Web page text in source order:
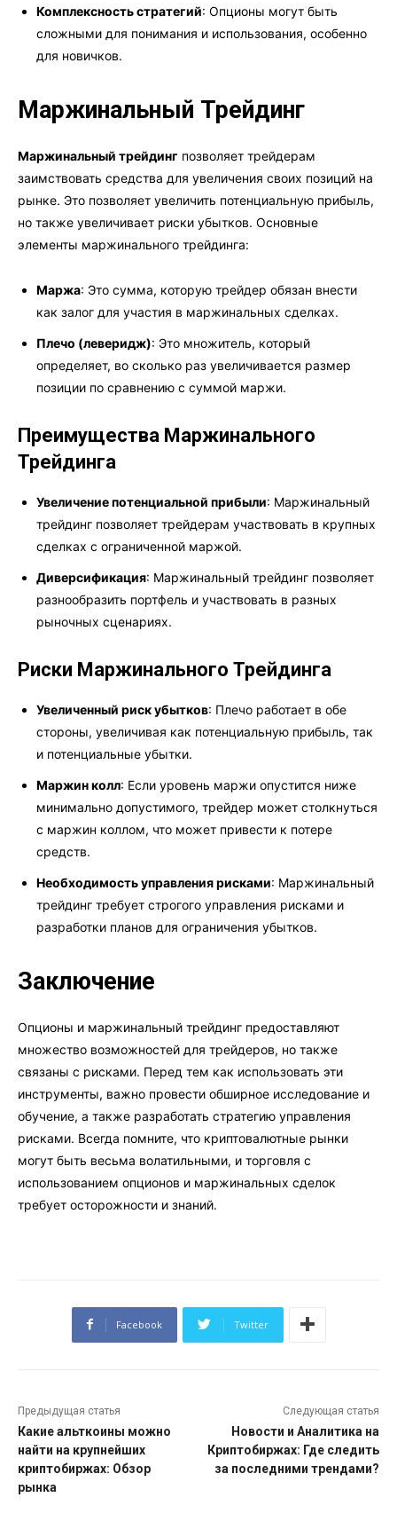
Комплексность стратегий: Опционы могут быть
сложными для понимания и использования, особенно
для новичков.
Маржинальный Трейдинг
Маржинальный трейдинг позволяет трейдерам
заимствовать средства для увеличения своих позиций на
рынке. Это позволяет увеличить потенциальную прибыль,
но также увеличивает риски убытков. Основные
элементы маржинального трейдинга:
Маржа: Это сумма, которую трейдер обязан внести
как залог для участия в маржинальных сделках.
Плечо (леверидж): Это множитель, который
определяет, во сколько раз увеличивается размер
позиции по сравнению с суммой маржи.
Преимущества Маржинального
Трейдинга
Увеличение потенциальной прибыли: Маржинальный
трейдинг позволяет трейдерам участвовать в крупных
сделках с ограниченной маржой.
Диверсификация: Маржинальный трейдинг позволяет
разнообразить портфель и участвовать в разных
рыночных сценариях.
Риски Маржинального Трейдинга
Увеличенный риск убытков: Плечо работает в обе
стороны, увеличивая как потенциальную прибыль, так
и потенциальные убытки.
Маржин колл: Если уровень маржи опустится ниже
минимально допустимого, трейдер может столкнуться
с маржин коллом, что может привести к потере
средств.
Необходимость управления рисками: Маржинальный
трейдинг требует строгого управления рисками и
разработки планов для ограничения убытков.
Заключение
Опционы и маржинальный трейдинг предоставляют
множество возможностей для трейдеров, но также
связаны с рисками. Перед тем как использовать эти
инструменты, важно провести обширное исследование и
обучение, а также разработать стратегию управления
рисками. Всегда помните, что криптовалютные рынки
могут быть весьма волатильными, и торговля с
использованием опционов и маржинальных сделок
требует осторожности и знаний.
Facebook Twitter
Предыдущая статья
Какие альткоины можно
найти на крупнейших
криптобиржах: Обзор
рынка
Следующая статья
Новости и Аналитика на
Криптобиржах: Где следить
за последними трендами?